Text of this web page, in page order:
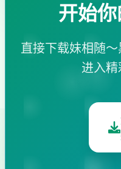
开始
直接下载妹相随～
进入